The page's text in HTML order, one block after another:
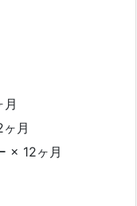
月
× 12ヶ月